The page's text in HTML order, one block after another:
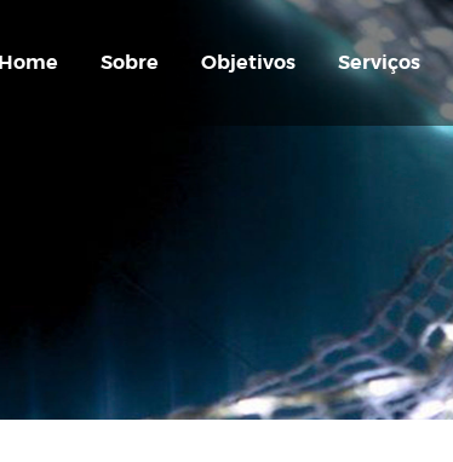
Home Sobre Objetivos Serviços